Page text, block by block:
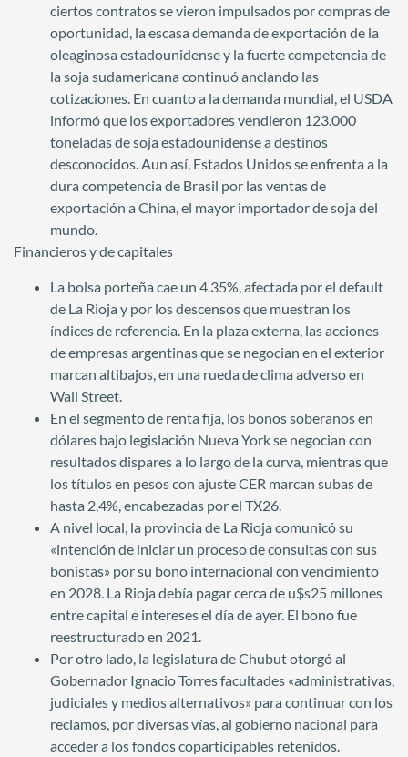
ciertos contratos se vieron impulsados por compras de
oportunidad, la escasa demanda de exportación de la
oleaginosa estadounidense y la fuerte competencia de
la soja sudamericana continuó anclando las
cotizaciones. En cuanto a la demanda mundial, el USDA
informó que los exportadores vendieron 123.000
toneladas de soja estadounidense a destinos
desconocidos. Aun así, Estados Unidos se enfrenta a la
dura competencia de Brasil por las ventas de
exportación a China, el mayor importador de soja del
mundo.
Financieros y de capitales
La bolsa porteña cae un 4.35%, afectada por el default
de La Rioja y por los descensos que muestran los
índices de referencia. En la plaza externa, las acciones
de empresas argentinas que se negocian en el exterior
marcan altibajos, en una rueda de clima adverso en
Wall Street.
En el segmento de renta fija, los bonos soberanos en
dólares bajo legislación Nueva York se negocian con
resultados dispares a lo largo de la curva, mientras que
los títulos en pesos con ajuste CER marcan subas de
hasta 2,4%, encabezadas por el TX26.
A nivel local, la provincia de La Rioja comunicó su
«intención de iniciar un proceso de consultas con sus
bonistas» por su bono internacional con vencimiento
en 2028. La Rioja debía pagar cerca de u$s25 millones
entre capital e intereses el día de ayer. El bono fue
reestructurado en 2021.
Por otro lado, la legislatura de Chubut otorgó al
Gobernador Ignacio Torres facultades «administrativas,
judiciales y medios alternativos» para continuar con los
reclamos, por diversas vías, al gobierno nacional para
acceder a los fondos coparticipables retenidos.